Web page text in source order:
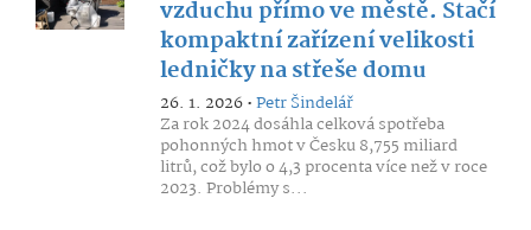
vzduchu přímo ve městě. Stačí
kompaktní zařízení velikosti
ledničky na střeše domu
26. 1. 2026 •Petr Šindelář
Za rok 2024 dosáhla celková spotřeba
pohonných hmot v Česku 8,755 miliard
litrů, což bylo o 4,3 procenta více než v roce
2023. Problémy s...